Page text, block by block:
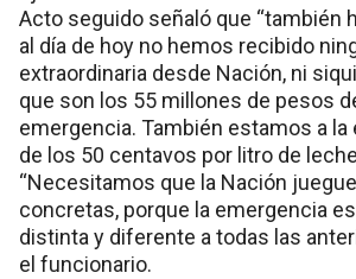
Acto seguido señaló que “también
al día de hoy no hemos recibido
extraordinaria desde Nación, ni
que son los 55 millones de pesos
emergencia. También estamos a la
de los 50 centavos por litro de
“Necesitamos que la Nación
concretas, porque la emergencia
distinta y diferente a todas las
el funcionario.